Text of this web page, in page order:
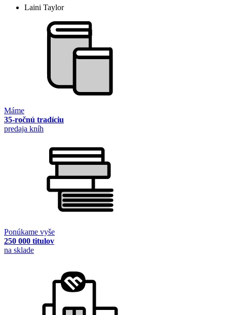
Laini Taylor
Máme
35-ročnú tradíciu
predaja kníh
Ponúkame vyše
250 000 titulov
na sklade